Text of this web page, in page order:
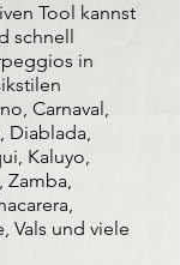
Tool kannst
schnell
in
Carnaval,
Diablada,
Kaluyo,
Zamba,
Vals und viele